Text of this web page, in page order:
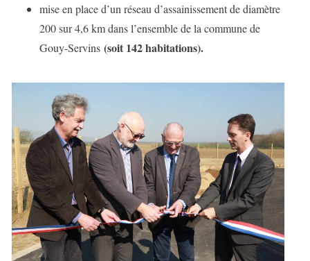
mise en place d’un réseau d’assainissement de diamètre
200 sur 4,6 km dans l’ensemble de la commune de
Gouy-Servins (soit 142 habitations).